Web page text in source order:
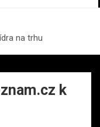
na trhu
k